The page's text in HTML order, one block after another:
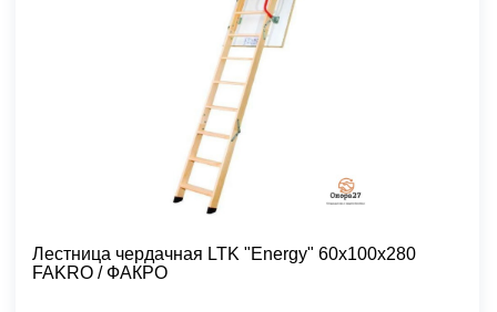
Лестница чердачная LTK "Energy" 60х100х280
FAKRO / ФАКРО